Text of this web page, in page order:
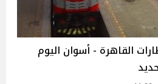
القاهرة - أسوان اليوم